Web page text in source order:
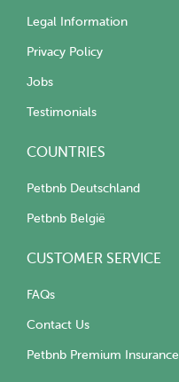
Legal Information
Privacy Policy
Jobs
Testimonials
COUNTRIES
Petbnb Deutschland
Petbnb België
CUSTOMER SERVICE
FAQs
Contact Us
Petbnb Premium Insurance